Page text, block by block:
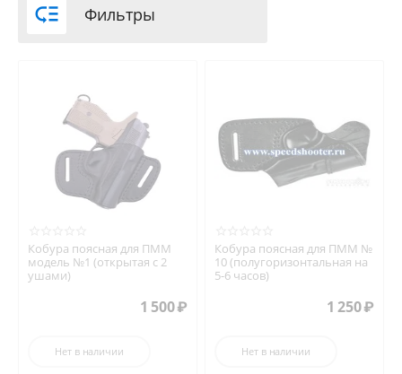
 Фильтры
Кобура поясная для ПММ
модель №1 (открытая с 2
ушами)
1 500₽
Нет в наличии
Кобура поясная для ПММ №
10 (полугоризонтальная на
5-6 часов)
1 250₽
Нет в наличии